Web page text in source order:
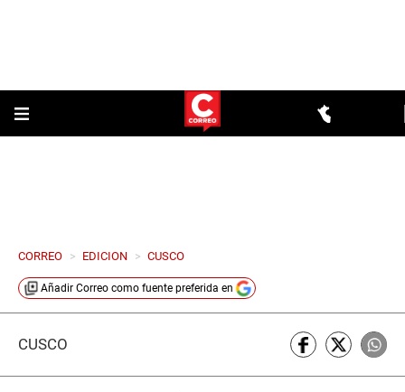
CORREO > EDICION > CUSCO
Añadir Correo como fuente preferida en
CUSCO